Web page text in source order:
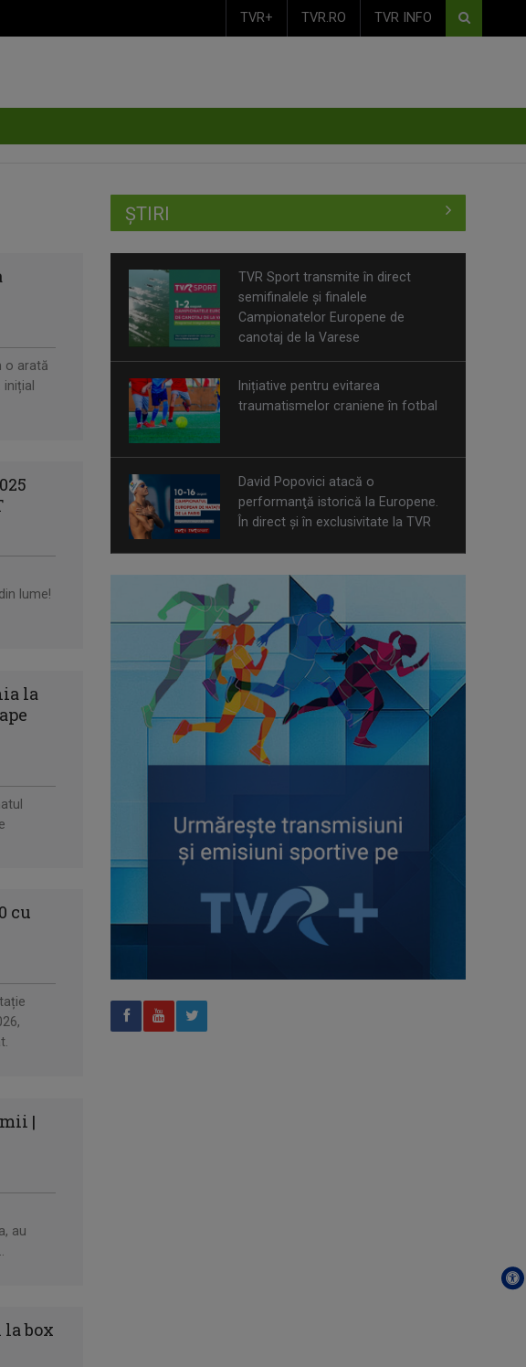
TVR+ TVR.RO TVR INFO
o arată
lume!
la
cu
|
au
box
ȘTIRI
TVR Sport transmite în direct
semifinalele și finalele
Campionatelor Europene de
canotaj de la Varese
Inițiative pentru evitarea
traumatismelor craniene în fotbal
David Popovici atacă o
performanţă istorică la Europene.
În direct şi în exclusivitate la TVR
Spectacol total la TVR: David
Popovici și tricolorii luptă pentru
aur la Europenele de Natație de la
Paris
CONCACAF respinge planul FIFA de
privatizare parțială a activităților
comerciale
AXERIA Open WTA 125